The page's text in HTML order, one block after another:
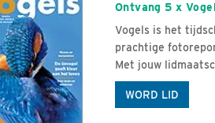
Ontvang 5 x
Vogels is het
prachtige
Met jouw
WORD LID